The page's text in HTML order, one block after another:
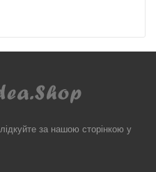
за нашою сторінкою у